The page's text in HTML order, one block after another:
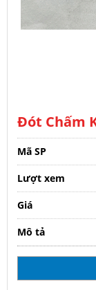
Đót Chấm
Mã SP
Lượt xem
Giá
Mô tả